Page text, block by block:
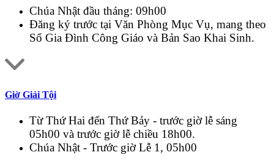
Chúa Nhật đầu tháng: 09h00
Đăng ký trước tại Văn Phòng Mục Vụ, mang theo
Sổ Gia Đình Công Giáo và Bản Sao Khai Sinh.
Giờ Giải Tội
Từ Thứ Hai đến Thứ Bảy - trước giờ lễ sáng
05h00 và trước giờ lễ chiều 18h00.
Chúa Nhật - Trước giờ Lễ 1, 05h00